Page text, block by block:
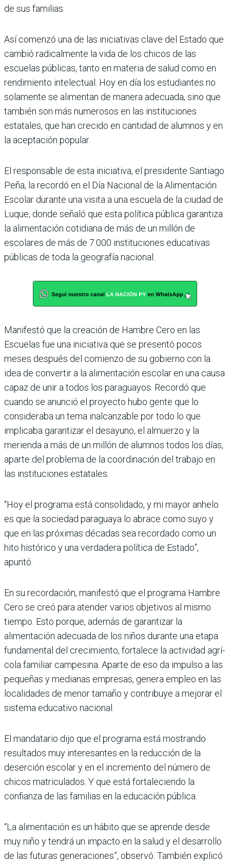
de sus familias.
Así comenzó una de las iniciativas clave del Estado que
cambió radicalmente la vida de los chicos de las
escuelas públi­cas, tanto en materia de salud como en
rendimiento intelectual. Hoy en día los estudiantes no
solamente se alimentan de manera adecuada, sino que
también son más numerosos en las instituciones
estatales, que han crecido en cantidad de alumnos y en
la aceptación popular.
El responsable de esta iniciativa, el pre­sidente Santiago
Peña, la recordó en el Día Nacional de la Alimentación
Esco­lar durante una visita a una escuela de la ciudad de
Luque, donde señaló que esta política pública garantiza
la alimentación cotidiana de más de un millón de
escolares de más de 7.000 instituciones educativas
públicas de toda la geografía nacional.
Manifestó que la creación de Hambre Cero en las
Escuelas fue una inicia­tiva que se presentó pocos
meses des­pués del comienzo de su gobierno con la
idea de convertir a la alimentación escolar en una causa
capaz de unir a todos los paraguayos. Recordó que
cuando se anunció el proyecto hubo gente que lo
consideraba un tema inal­canzable por todo lo que
implicaba garantizar el desayuno, el almuerzo y la
merienda a más de un millón de alumnos todos los días,
aparte del pro­blema de la coordinación del trabajo en
las instituciones estatales.
“Hoy el programa está consolidado, y mi mayor anhelo
es que la sociedad paraguaya lo abrace como suyo y
que en las próximas décadas sea recordado como un
hito histórico y una verdadera política de Estado”,
apuntó.
En su recordación, manifestó que el pro­grama Hambre
Cero se creó para aten­der varios objetivos al mismo
tiempo. Esto porque, además de garantizar la
alimentación adecuada de los niños durante una etapa
fundamental del cre­cimiento, fortalece la actividad agrí­
cola familiar campesina. Aparte de eso da impulso a las
pequeñas y medianas empresas, genera empleo en las
locali­dades de menor tamaño y contribuye a mejorar el
sistema educativo nacional.
El mandatario dijo que el programa está mostrando
resultados muy intere­santes en la reducción de la
deserción escolar y en el incremento del número de
chicos matriculados. Y que está for­taleciendo la
confianza de las familias en la educación pública.
“La alimentación es un hábito que se aprende desde
muy niño y tendrá un impacto en la salud y el desarrollo
de las futuras generaciones”, observó. También explicó